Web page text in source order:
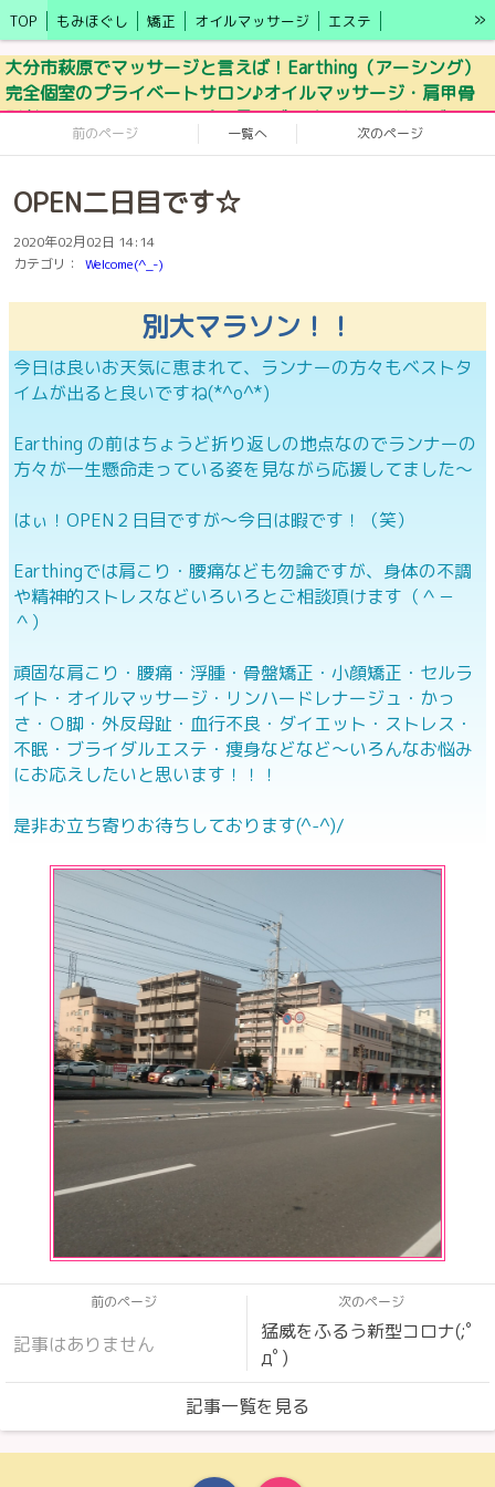
TOP もみほぐし 矯正 オイルマッサージ
エステ
キャンペーン情報
アクセス ブログ 施術の効果
LINE予約
モニター募集
セラピスト 更年期・自律神経の乱れ
»
大分市萩原でマッサージと言えば！Earthing（アーシング）
完全個室のプライベートサロン♪オイルマッサージ・肩甲骨
剥がし・ドライヘッドスパ・足ツボ・オイルマッサージ
前のページ 一覧へ 次のページ
OPEN二日目です☆
2020年02月02日 14:14
カテゴリ：
Welcome(^_-)
別大マラソン！！
今日は良いお天気に恵まれて、ランナーの方々もベストタ
イムが出ると良いですね(*^o^*)
Earthing の前はちょうど折り返しの地点なのでランナーの
方々が一生懸命走っている姿を見ながら応援してました～
はぃ！OPEN２日目ですが～今日は暇です！（笑）
Earthingでは肩こり・腰痛なども勿論ですが、身体の不調
や精神的ストレスなどいろいろとご相談頂けます（＾－
＾）
頑固な肩こり・腰痛・浮腫・骨盤矯正・小顔矯正・セルラ
イト・オイルマッサージ・リンハードレナージュ・かっ
さ・Ｏ脚・外反母趾・血行不良・ダイエット・ストレス・
不眠・ブライダルエステ・痩身などなど～いろんなお悩み
にお応えしたいと思います！！！
是非お立ち寄りお待ちしております(^-^)/
前のページ
記事はありません
次のページ
猛威をふるう新型コロナ(;ﾟ
дﾟ)
記事一覧を見る